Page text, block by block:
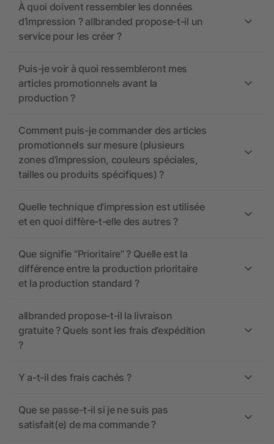
À quoi doivent ressembler les données
d’impression ? allbranded propose-t-il un
service pour les créer ?
Puis-je voir à quoi ressembleront mes
articles promotionnels avant la
production ?
Comment puis-je commander des articles
promotionnels sur mesure (plusieurs
zones d’impression, couleurs spéciales,
tailles ou produits spécifiques) ?
Quelle technique d’impression est utilisée
et en quoi diffère-t-elle des autres ?
Que signifie “Prioritaire” ? Quelle est la
différence entre la production prioritaire
et la production standard ?
allbranded propose-t-il la livraison
gratuite ? Quels sont les frais d’expédition
?
Y a-t-il des frais cachés ?
Que se passe-t-il si je ne suis pas
satisfait(e) de ma commande ?